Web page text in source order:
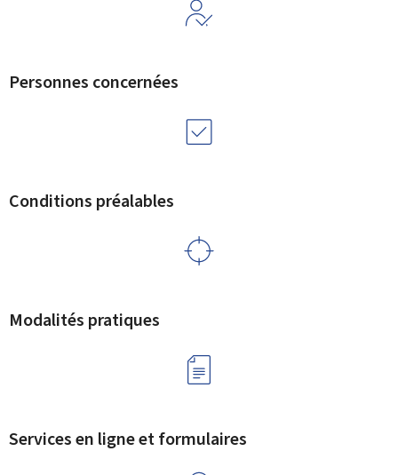
Personnes concernées
Conditions préalables
Modalités pratiques
Services en ligne et formulaires